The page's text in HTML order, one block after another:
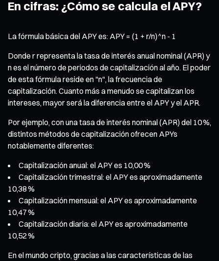
En cifras: ¿Cómo se calcula el APY?
La fórmula básica del APY es: APY = (1 + r/n)^n - 1
Donde r representa la tasa de interés anual nominal (APR) y
n es el número de periodos de capitalización al año. El poder
de esta fórmula reside en "n", la frecuencia de
capitalización. Cuanto más a menudo se capitalizan los
intereses, mayor será la diferencia entre el APY y el APR.
Por ejemplo, con una tasa de interés nominal (APR) del 10 %,
distintos métodos de capitalización ofrecen APYs
notablemente diferentes:
Capitalización anual: el APY es 10,00 %
Capitalización trimestral: el APY es aproximadamente
10,38 %
Capitalización mensual: el APY es aproximadamente
10,47 %
Capitalización diaria: el APY es aproximadamente
10,52 %
En el mundo cripto, gracias a las características de las